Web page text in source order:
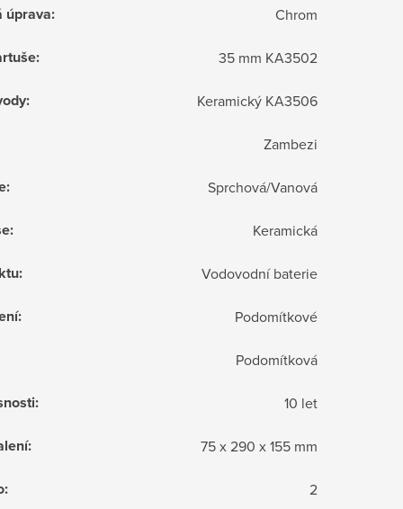
úprava: Chrom
: 35 mm KA3502
: Keramický KA3506
Zambezi
: Sprchová/Vanová
: Keramická
: Vodovodní baterie
: Podomítkové
Podomítková
: 10 let
: 75 x 290 x 155 mm
: 2